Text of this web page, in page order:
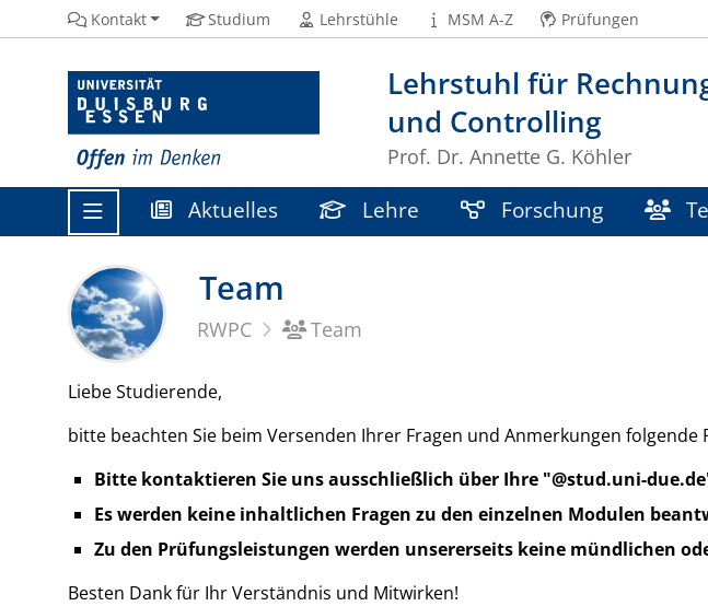
Lehrstuhl für
und Controlling
Prof. Dr. Annette G. Köhler
Kontakt Studium Lehrstühle MSM A-Z Prüfungen
Aktuelles Lehre Forschung
Team
RWPC Team
Liebe Studierende,
bitte beachten Sie beim Versenden Ihrer Fragen und Anmerkungen folgende
Bitte kontaktieren Sie uns ausschließlich über Ihre "@stud.uni-
Es werden keine inhaltlichen Fragen zu den einzelnen Modulen
Zu den Prüfungsleistungen werden unsererseits keine mündlichen
Besten Dank für Ihr Verständnis und Mitwirken!